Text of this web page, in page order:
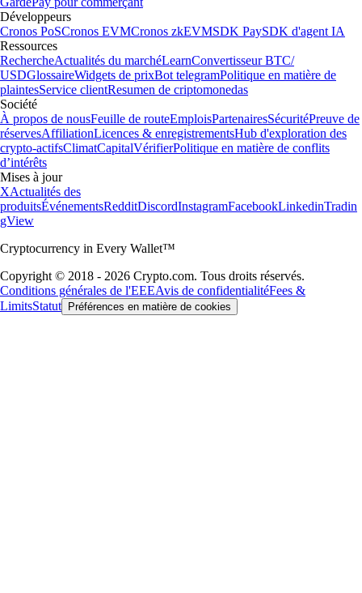
Développeurs
Cronos PoSCronos EVMCronos zkEVMSDK PaySDK d'agent IA
Ressources
RechercheActualités du marchéLearnConvertisseur BTC/
USDGlossaireWidgets de prixBot telegramPolitique en matière de
plaintesService clientResumen de criptomonedas
Société
À propos de nousFeuille de routeEmploisPartenairesSécuritéPreuve de
réservesAffiliationLicences & enregistrementsHub d'exploration des
crypto-actifsClimatCapitalVérifierPolitique en matière de conflits
d’intérêts
Mises à jour
XActualités des
produitsÉvénementsRedditDiscordInstagramFacebookLinkedinTradin
gView
Cryptocurrency in Every Wallet™
Copyright © 2018 - 2026 Crypto.com. Tous droits réservés.
Conditions générales de l'EEEAvis de confidentialitéFees &
LimitsStatut Préférences en matière de cookies